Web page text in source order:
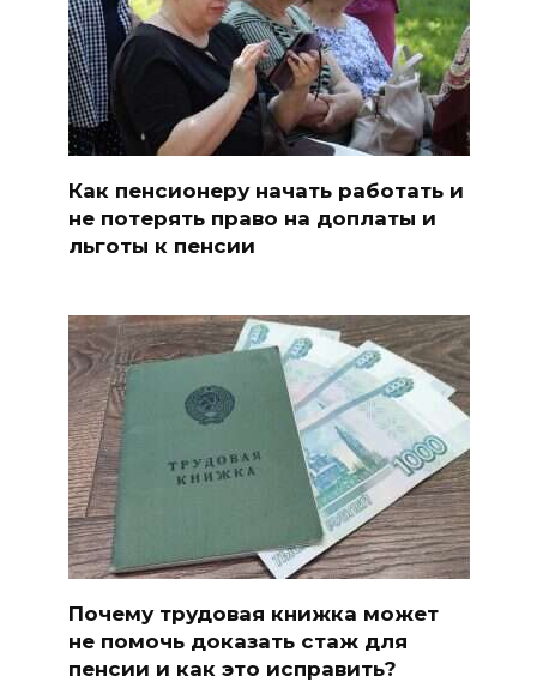
Как пенсионеру начать работать и
не потерять право на доплаты и
льготы к пенсии
Почему трудовая книжка может
не помочь доказать стаж для
пенсии и как это исправить?